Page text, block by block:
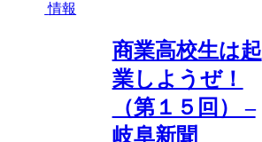
情報
商業高校生は起
業しようぜ！
（第１５回） –
岐阜新聞